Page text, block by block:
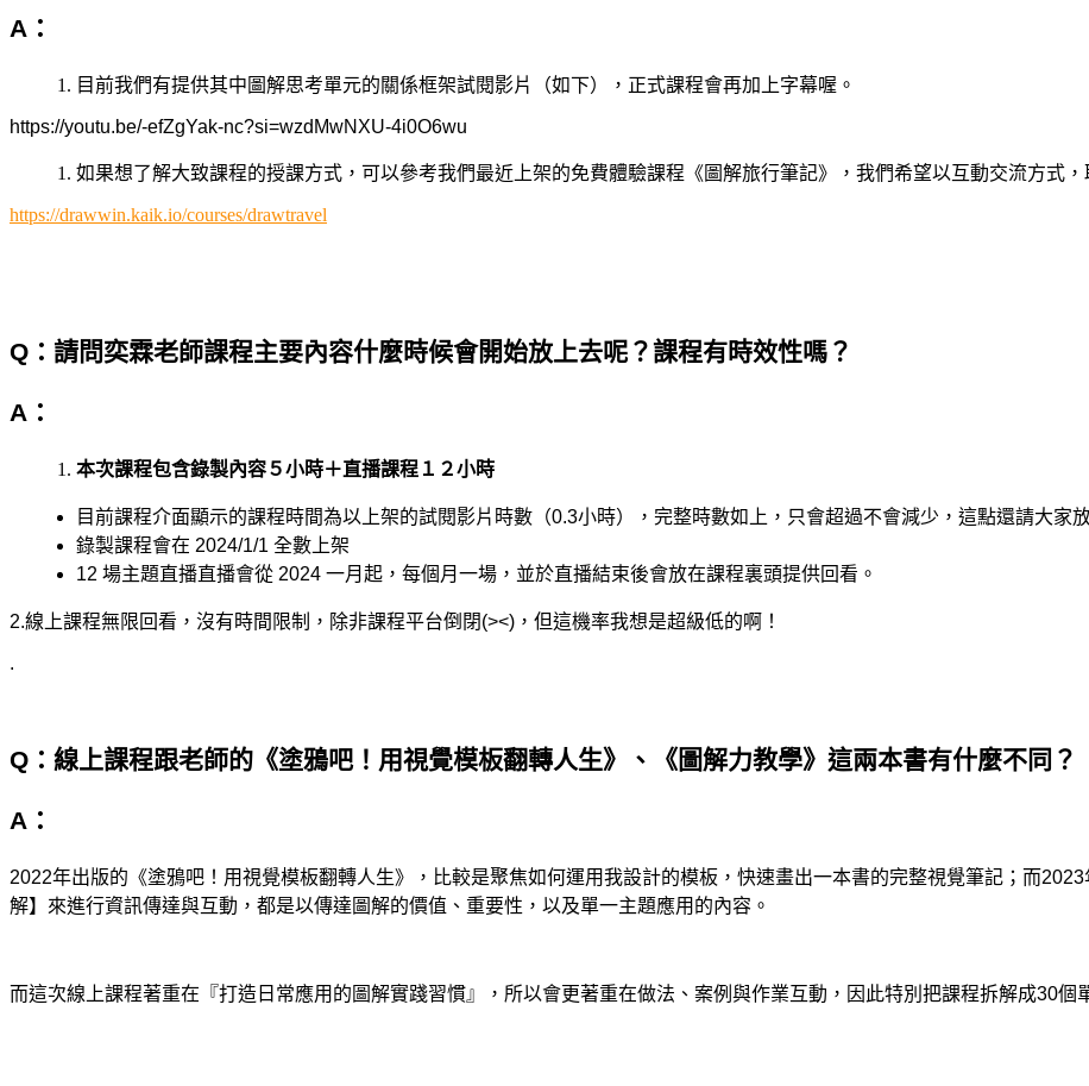
A ：
目前我們有提供其中圖解思考單元的關係框架試閱影片（如下），正式課程會再加上字幕喔。
https://youtu.be/-efZgYak-nc?si=wzdMwNXU-4i0O6wu
如果想了解大致課程的授課方式，可以參考我們最近上架的免費體驗課程《圖解旅行筆記》，我們希望以互動交流方式，
https://drawwin.kaik.io/courses/drawtravel
Q ：請問奕霖老師課程主要內容什麼時候會開始放上去呢？課程有時效性嗎？
A ：
本次課程包含錄製內容５小時＋直播課程１２小時
目前課程介面顯示的課程時間為以上架的試閱影片時數（0.3小時），完整時數如上，只會超過不會減少，這點還請大家
錄製課程會在 2024/1/1 全數上架
12 場主題直播直播會從 2024 一月起，每個月一場，並於直播結束後會放在課程裏頭提供回看。
2.線上課程無限回看，沒有時間限制，除非課程平台倒閉(><) ，但這機率我想是超級低的啊！
.
Q ：線上課程跟老師的《塗鴉吧！用視覺模板翻轉人生》、《圖解力教學》這兩本書有什麼不同？
A ：
2022年出版的《塗鴉吧！用視覺模板翻轉人生》，比較是聚焦如何運用我設計的模板，快速畫出一本書的完整視覺筆記；而2023
解】來進行資訊傳達與互動，都是以傳達圖解的價值、重要性，以及單一主題應用的內容。
而這次線上課程著重在『打造日常應用的圖解實踐習慣』，所以會更著重在做法、案例與作業互動，因此特別把課程拆解成30個